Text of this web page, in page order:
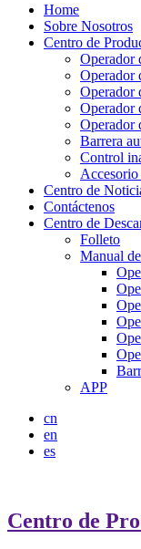
Home
Sobre Nosotros
Centro de
Operador
Operador
Operador
Operador
Operador
Barrera
Control
Centro de
Contáctenos
Centro de
Folleto
Manual
APP
cn
en
es
Centro de